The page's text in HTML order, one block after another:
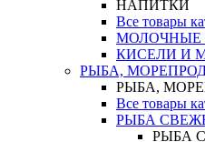
НАПИТКИ
Все товары
МОЛОЧНЫЕ
КИСЕЛИ И
РЫБА,
РЫБА,
Все товары
РЫБА
РЫБА